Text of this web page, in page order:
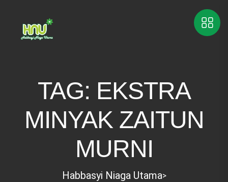
TAG: EKSTRA
MINYAK ZAITUN
MURNI
Habbasyi Niaga Utama>